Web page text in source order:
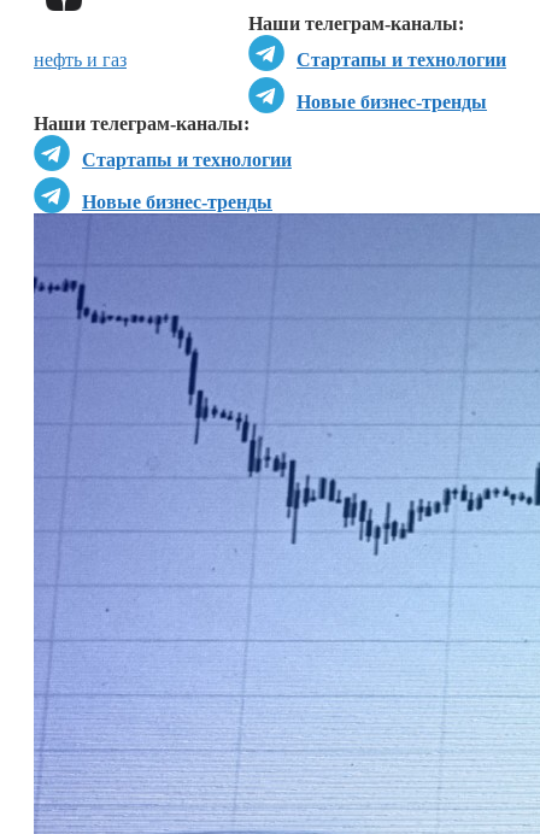
Наши телеграм-каналы:
Стартапы и технологии
Новые бизнес-тренды
Наши телеграм-каналы:
Стартапы и технологии
Новые бизнес-тренды
нефть и газ